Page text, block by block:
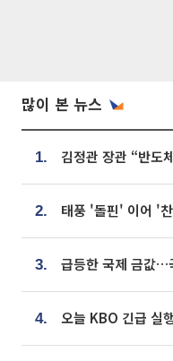
많이 본 뉴스
1.
2.
3. 급등한 국제 금값…
4. 오늘 KBO 긴급 실